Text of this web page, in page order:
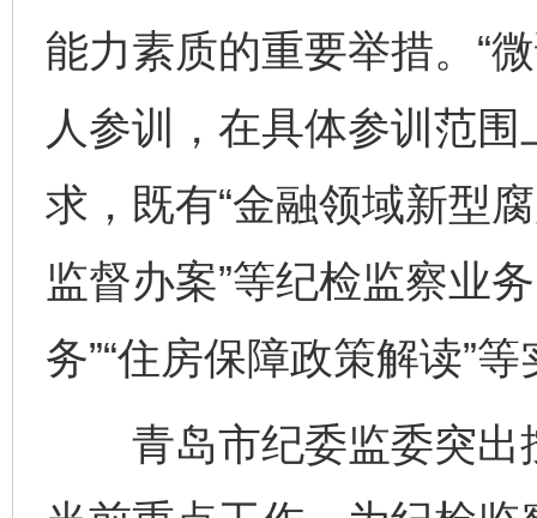
能力素质的重要举措。“
人参训，在具体参训范
求，既有“金融领域新型
监督办案”等纪检监察业
务”“住房保障政策解读”
青岛市纪委监委突出